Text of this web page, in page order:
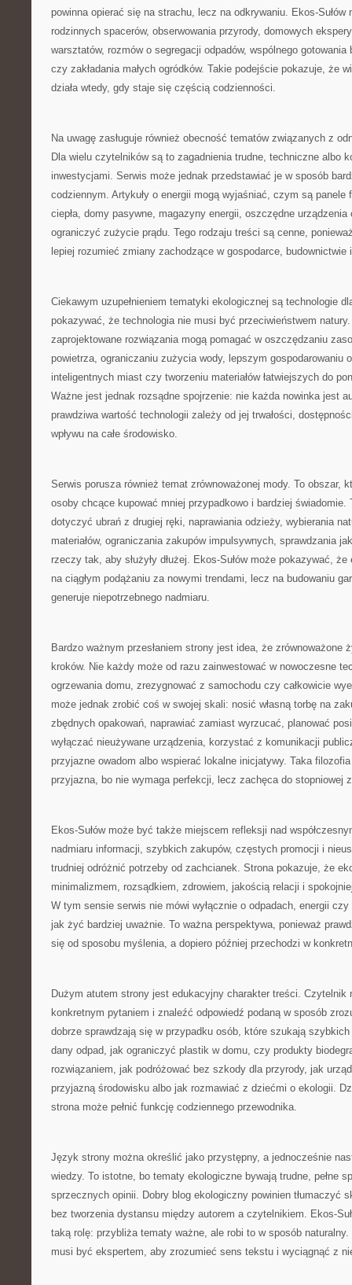
powinna opierać się na strachu, lecz na odkrywaniu. Ekos-Sułów
rodzinnych spacerów, obserwowania przyrody, domowych
warsztatów, rozmów o segregacji odpadów, wspólnego gotowania
czy zakładania małych ogródków. Takie podejście pokazuje, że
działa wtedy, gdy staje się częścią codzienności.
Na uwagę zasługuje również obecność tematów związanych z
Dla wielu czytelników są to zagadnienia trudne, techniczne albo
inwestycjami. Serwis może jednak przedstawiać je w sposób
codziennym. Artykuły o energii mogą wyjaśniać, czym są panele
ciepła, domy pasywne, magazyny energii, oszczędne
ograniczyć zużycie prądu. Tego rodzaju treści są cenne,
lepiej rozumieć zmiany zachodzące w gospodarce, budownictwie
Ciekawym uzupełnieniem tematyki ekologicznej są technologie
pokazywać, że technologia nie musi być przeciwieństwem
zaprojektowane rozwiązania mogą pomagać w oszczędzaniu
powietrza, ograniczaniu zużycia wody, lepszym gospodarowaniu
inteligentnych miast czy tworzeniu materiałów łatwiejszych do
Ważne jest jednak rozsądne spojrzenie: nie każda nowinka jest
prawdziwa wartość technologii zależy od jej trwałości,
wpływu na całe środowisko.
Serwis porusza również temat zrównoważonej mody. To obszar,
osoby chcące kupować mniej przypadkowo i bardziej świadomie.
dotyczyć ubrań z drugiej ręki, naprawiania odzieży, wybierania
materiałów, ograniczania zakupów impulsywnych, sprawdzania
rzeczy tak, aby służyły dłużej. Ekos-Sułów może pokazywać,
na ciągłym podążaniu za nowymi trendami, lecz na budowaniu
generuje niepotrzebnego nadmiaru.
Bardzo ważnym przesłaniem strony jest idea, że zrównoważone
kroków. Nie każdy może od razu zainwestować w nowoczesne
ogrzewania domu, zrezygnować z samochodu czy całkowicie
może jednak zrobić coś w swojej skali: nosić własną torbę na
zbędnych opakowań, naprawiać zamiast wyrzucać, planować
wyłączać nieużywane urządzenia, korzystać z komunikacji
przyjazne owadom albo wspierać lokalne inicjatywy. Taka
przyjazna, bo nie wymaga perfekcji, lecz zachęca do stopniowej
Ekos-Sułów może być także miejscem refleksji nad
nadmiaru informacji, szybkich zakupów, częstych promocji i
trudniej odróżnić potrzeby od zachcianek. Strona pokazuje, że
minimalizmem, rozsądkiem, zdrowiem, jakością relacji i
W tym sensie serwis nie mówi wyłącznie o odpadach, energii
jak żyć bardziej uważnie. To ważna perspektywa, ponieważ
się od sposobu myślenia, a dopiero później przechodzi w
Dużym atutem strony jest edukacyjny charakter treści. Czytelnik
konkretnym pytaniem i znaleźć odpowiedź podaną w sposób
dobrze sprawdzają się w przypadku osób, które szukają
dany odpad, jak ograniczyć plastik w domu, czy produkty
rozwiązaniem, jak podróżować bez szkody dla przyrody, jak
przyjazną środowisku albo jak rozmawiać z dziećmi o ekologii.
strona może pełnić funkcję codziennego przewodnika.
Język strony można określić jako przystępny, a jednocześnie
wiedzy. To istotne, bo tematy ekologiczne bywają trudne, pełne
sprzecznych opinii. Dobry blog ekologiczny powinien tłumaczyć
bez tworzenia dystansu między autorem a czytelnikiem. Ekos-
taką rolę: przybliża tematy ważne, ale robi to w sposób
musi być ekspertem, aby zrozumieć sens tekstu i wyciągnąć z